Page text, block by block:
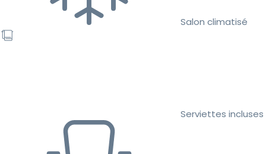
Salon climatisé
Serviettes incluses